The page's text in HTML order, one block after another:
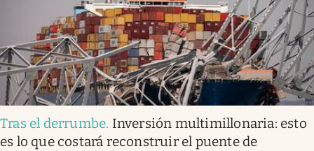
Tras el derrumbe. Inversión multimillonaria: esto
es lo que costará reconstruir el puente de